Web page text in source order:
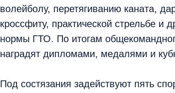
волейболу, перетягиванию каната,
кроссфиту, практической стрельбе и
нормы ГТО. По итогам
наградят дипломами, медалями и
Под состязания задействуют пять